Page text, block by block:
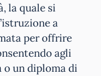
la quale si
a
per offrire
agli
o un diploma di